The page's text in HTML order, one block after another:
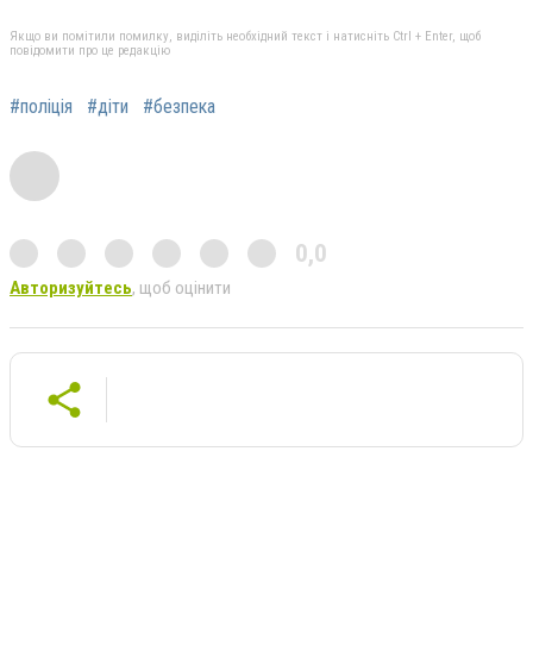
Якщо ви помітили помилку, виділіть необхідний текст і натисніть Ctrl + Enter, щоб
повідомити про це редакцію
#поліція #діти #безпека
0,0
Авторизуйтесь, щоб оцінити